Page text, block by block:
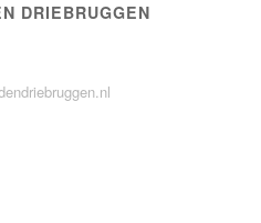
DRIEBRUGGEN